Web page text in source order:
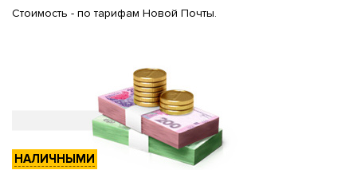
Стоимость - по тарифам Новой Почты.
НАЛИЧНЫМИ